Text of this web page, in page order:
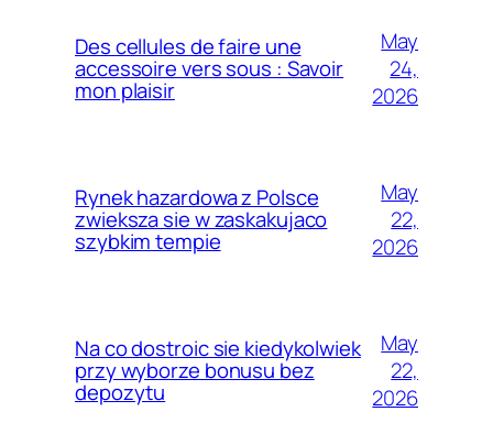
Des cellules de faire une
accessoire vers sous : Savoir
mon plaisir
May
24,
2026
Rynek hazardowa z Polsce
zwieksza sie w zaskakujaco
szybkim tempie
May
22,
2026
Na co dostroic sie kiedykolwiek
przy wyborze bonusu bez
depozytu
May
22,
2026